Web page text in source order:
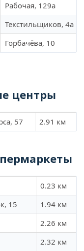
Рабочая, 129а
Текстильщиков, 4а
Горбачёва, 10
центры
57 2.91 км
0.23 км
15
1.94 км
2.26 км
2.32 км